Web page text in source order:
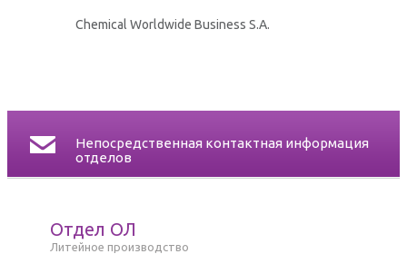
Chemical Worldwide Business S.A.
Непосредственная контактная информация
отделов
Отдел ОЛ
Литейное производство